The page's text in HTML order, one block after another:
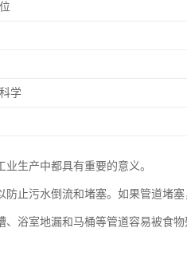
学
生产中都具有重要的意义。
防止污水倒流和堵塞。如果管道堵
、浴室地漏和马桶等管道容易被食